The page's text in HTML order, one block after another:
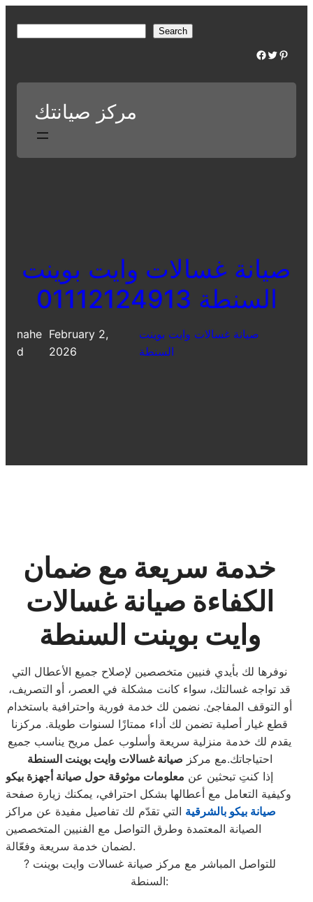
r
Search
Facebook Twitter Pinterest
مركز صيانتك
صيانة غسالات وايت بوينت
السنطة 01112124913
nahe
d
February 2,
2026
صيانة غسالات وايت بوينت
السنطة
خدمة سريعة مع ضمان
الكفاءة صيانة غسالات
وايت بوينت السنطة
نوفرها لك بأيدي فنيين متخصصين لإصلاح جميع الأعطال التي
قد تواجه غسالتك، سواء كانت مشكلة في العصر، أو التصريف،
أو التوقف المفاجئ. نضمن لك خدمة فورية واحترافية باستخدام
قطع غيار أصلية تضمن لك أداء ممتازًا لسنوات طويلة. مركزنا
يقدم لك خدمة منزلية سريعة وأسلوب عمل مريح يناسب جميع
احتياجاتك.مع مركز صيانة غسالات وايت بوينت السنطة
إذا كنتِ تبحثين عن معلومات موثوقة حول صيانة أجهزة بيكو
وكيفية التعامل مع أعطالها بشكل احترافي، يمكنك زيارة صفحة
صيانة بيكو بالشرقية التي تقدّم لك تفاصيل مفيدة عن مراكز
الصيانة المعتمدة وطرق التواصل مع الفنيين المتخصصين
لضمان خدمة سريعة وفعّالة.
? للتواصل المباشر مع مركز صيانة غسالات وايت بوينت
السنطة: